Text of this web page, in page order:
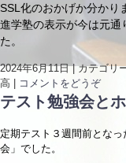
SSL化のおかげか分か
進学塾の表示が今は元通
た。
2024年6月11日 |カテゴリ
高
コメントをどうぞ
テスト勉強会と
定期テスト３週間前とな
会」でした。